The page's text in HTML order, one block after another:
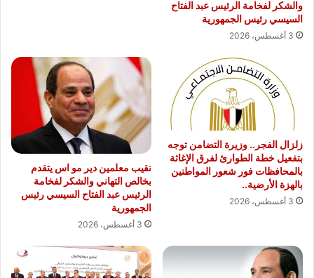
والشكر لفخامة الرئيس عبد الفتاح
السيسي رئيس الجمهورية
3 أغسطس، 2026
زلزال الفجر.. وزيرة التضامن توجه
بتفعيل خطة الطوارئ لفرق الإغاثة
بالمحافظات فور شعور المواطنين
بالهزة الأرضية..
3 أغسطس، 2026
نقيب معلمين دير مو اس يتقدم
بخالص التهاني والشكر لفخامة
الرئيس عبد الفتاح السيسي رئيس
الجمهورية
3 أغسطس، 2026